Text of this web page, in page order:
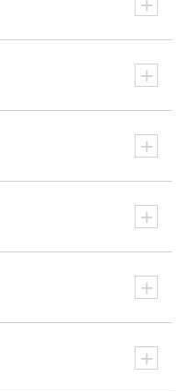
+
+
+
+
+